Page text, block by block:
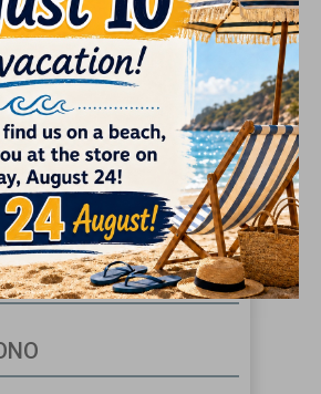
17540 Original Kubota
17542Original Kubota
sobre este
producto!